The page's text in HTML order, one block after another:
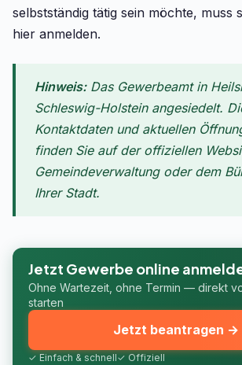
selbstständig tätig sein möchte, muss
hier anmelden.
Hinweis:Das Gewerbeamt in
Schleswig-Holstein angesiedelt.
Kontaktdaten und aktuellen
finden Sie auf der offiziellen
Gemeindeverwaltung oder dem
Ihrer Stadt.
Jetzt Gewerbe online
Ohne Wartezeit, ohne Termin — direkt
starten
✓ Einfach & schnell✓ Offiziell
Jetzt beantragen →